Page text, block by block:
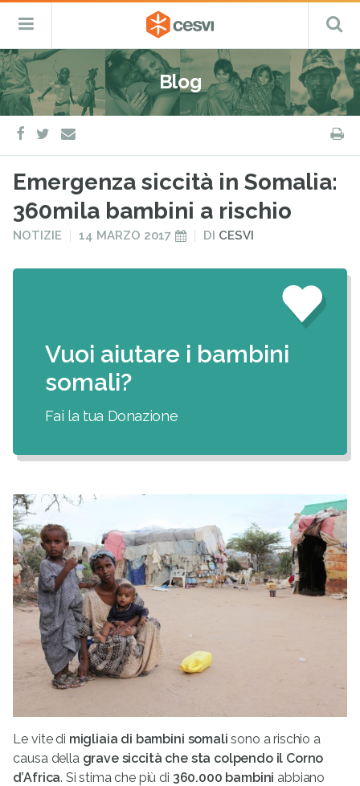
Salta
al
contenuto
CESVI
Fondazione
–
ETS
Cooperazione,
Emergenza
e
Sviluppo
Menu
Blog
facebook
twitter
e-
mail
Emergenza siccità in Somalia:
360mila bambini a rischio
PUBBLICATO
NOTIZIE
PUBBLICATO
14 MARZO 2017 DI CESVI
Vuoi aiutare i bambini
somali?
Fai la tua Donazione
Le vite di migliaia di bambini somali sono a rischio a
causa della grave siccità che sta colpendo il Corno
d’Africa. Si stima che più di 360.000 bambini abbiano